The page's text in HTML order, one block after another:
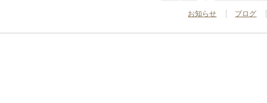
お知らせ ブログ